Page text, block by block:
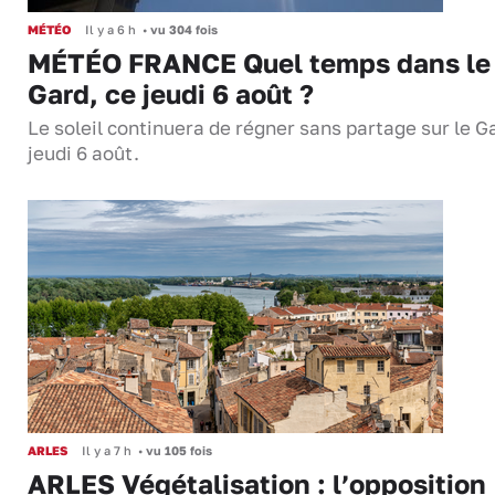
MÉTÉO Il y a 6 h • vu 304 fois
MÉTÉO FRANCE Quel temps dans le
Gard, ce jeudi 6 août ?
Le soleil continuera de régner sans partage sur le
jeudi 6 août.
ARLES Il y a 7 h • vu 105 fois
ARLES Végétalisation : l’opposition